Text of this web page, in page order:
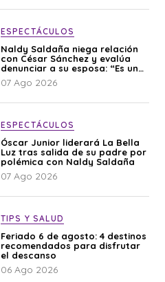
ESPECTÁCULOS
Naldy Saldaña niega relación
con César Sánchez y evalúa
denunciar a su esposa: “Es una
difamación”
07 Ago 2026
ESPECTÁCULOS
Óscar Junior liderará La Bella
Luz tras salida de su padre por
polémica con Naldy Saldaña
07 Ago 2026
TIPS Y SALUD
Feriado 6 de agosto: 4 destinos
recomendados para disfrutar
el descanso
06 Ago 2026